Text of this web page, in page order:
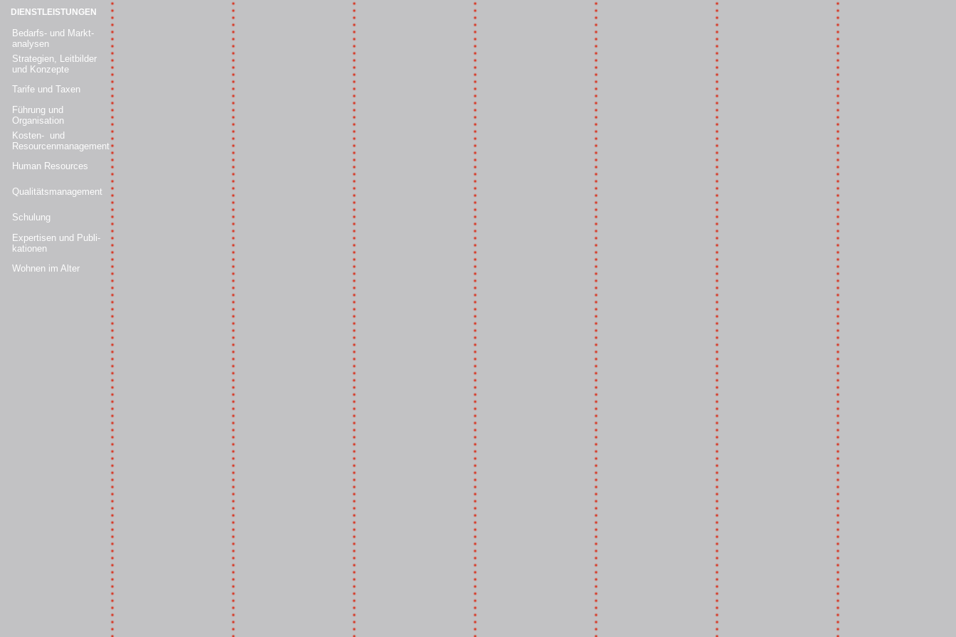
DIENSTLEISTUNGEN
Bedarfs- und Markt-
analysen
Strategien, Leitbilder
und Konzepte
Tarife und Taxen
Führung und
Organisation
Kosten- und
Resourcenmanagement
Human Resources
Qualitätsmanagement
Schulung
Expertisen und Publi-
kationen
Wohnen im Alter